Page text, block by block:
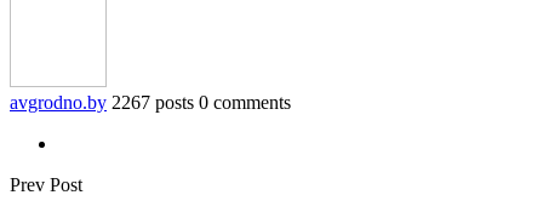
avgrodno.by 2267 posts 0 comments
Prev Post